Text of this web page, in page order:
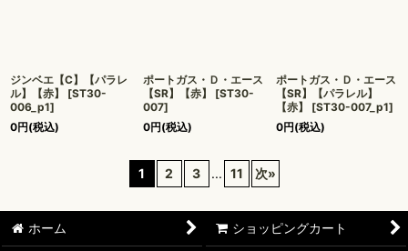
ジンベエ【C】【パラレ
ル】【赤】
[ST30-
006_p1]
0円(税込)
ポートガス・Ｄ・エース
【SR】【赤】
[ST30-
007]
0円(税込)
ポートガス・Ｄ・エース
【SR】【パラレル】
【赤】
[ST30-007_p1]
0円(税込)
1 2 3 ... 11 次»
ホーム ショッピングカート